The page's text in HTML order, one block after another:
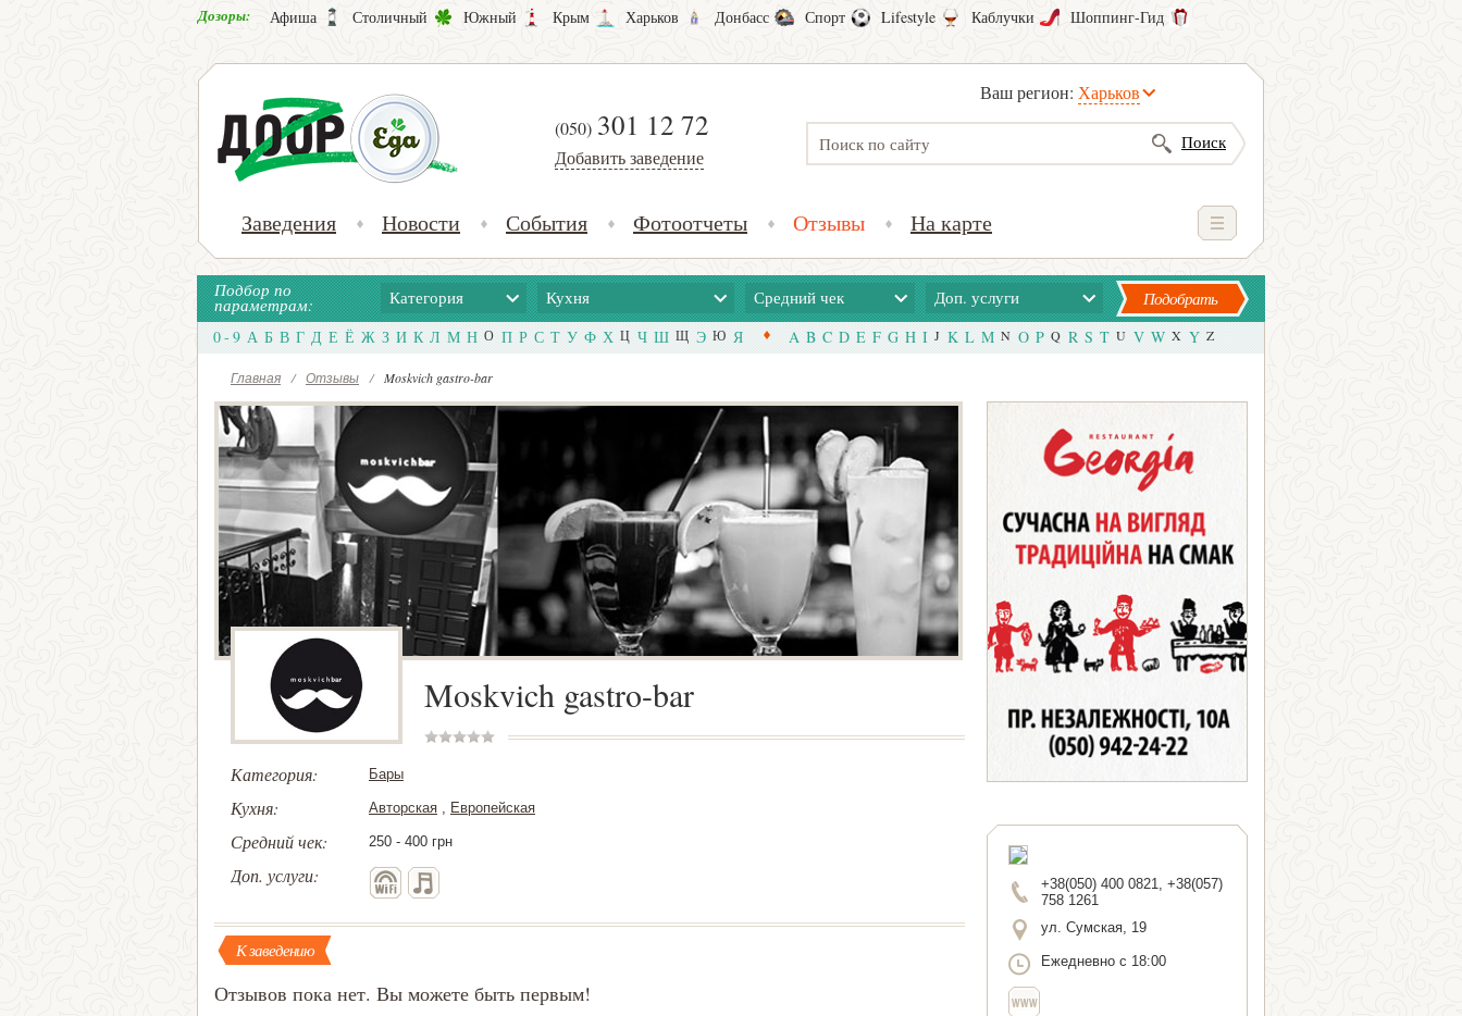
Дозоры: Афиша Столичный Южный Крым Харьков Донбасс Спорт Lifestyle Каблучки Шоппинг-Гид
Ваш регион: Харьков
(050) 301 12 72
Добавить заведение
Поиск
Заведения Новости События Фотоотчеты Отзывы На карте
Подбор по
параметрам: Категория Кухня Средний чек Доп. услуги Подобрать
0 - 9 А Б В Г Д Е Ё Ж З И К Л М Н О П Р С Т У Ф Х Ц Ч Ш Щ Э Ю Я A B C D E F G H I J K L M N O P Q R S T U V W X Y Z
Главная / Отзывы / Moskvich gastro-bar
Moskvich gastro-bar
Категория: Бары
Кухня: Авторская , Европейская
Средний чек: 250 - 400 грн
Доп. услуги:
К заведению
Отзывов пока нет. Вы можете быть первым!
+38(050) 400 0821, +38(057)
758 1261
ул. Сумская, 19
Ежедневно с 18:00